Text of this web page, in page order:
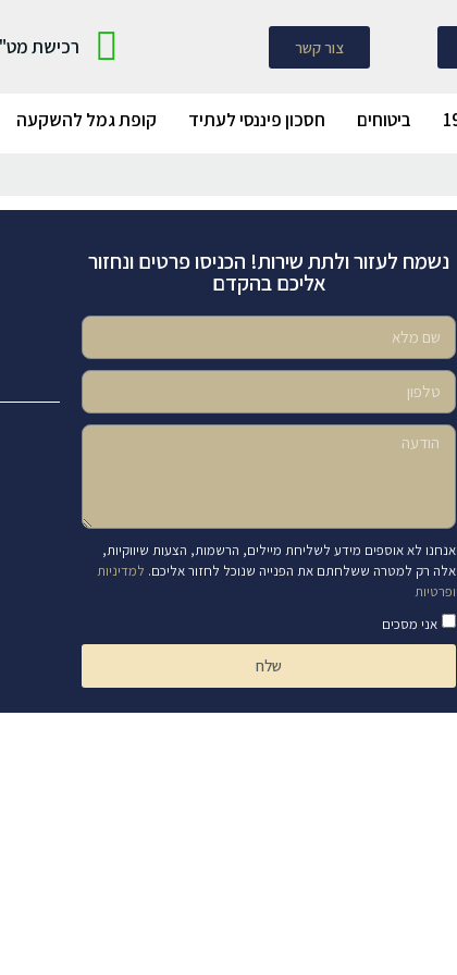
צור קשר רכישת
ביטוחים חסכון פיננסי לעתיד קופת גמל להשקעה
נשמח לעזור ולתת שירות! הכניסו פרטים ונחזור
אליכם בהקדם
אנחנו לא אוספים מידע לשליחת מיילים, הרשמות, הצעות שיווקיות,
אלה רק למטרה ששלחתם את הפנייה שנוכל לחזור אליכם. למדיניות
ופרטיות
אני מסכים
שלח